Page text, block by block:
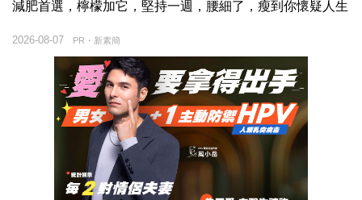
減肥首選，檸檬加它，堅持一週，腰細了，瘦到你懷疑人生
PR・新素簡
2026-08-07